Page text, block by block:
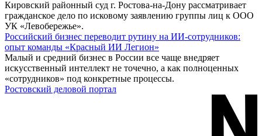
Кировский районный суд г. Ростова-на-Дону рассматривает
гражданское дело по исковому заявлению группы лиц к ООО
УК «Левобережье».
Российский бизнес переводит рутину на ИИ-сотрудников:
опыт команды «Красный ИИ Легион»
Малый и средний бизнес в России все чаще внедряет
искусственный интеллект не точечно, а как полноценных
«сотрудников» под конкретные процессы.
Ростовский деловой портал